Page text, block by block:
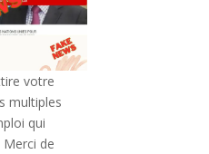
votre
multiples
qui
Merci de